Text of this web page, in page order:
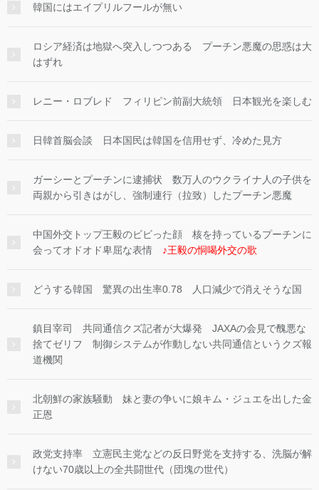
韓国にはエイプリルフールが無い
ロシア経済は地獄へ突入しつつある プーチン悪魔の思惑は大
はずれ
レニー・ロブレド フィリピン前副大統領 日本観光を楽しむ
日韓首脳会談 日本国民は韓国を信用せず、冷めた見方
ガーシーとプーチンに逮捕状 数万人のウクライナ人の子供を
両親から引きはがし、強制連行（拉致）したプーチン悪魔
中国外交トップ王毅のビビった顔 核を持っているプーチンに
会ってオドオド卑屈な表情 ♪王毅の恫喝外交の歌
どうする韓国 驚異の出生率0.78 人口減少で消えそうな国
鎮目宰司 共同通信クズ記者が大爆発 JAXAの会見で醜悪な
捨てゼリフ 制御システムが作動しない共同通信というクズ報
道機関
北朝鮮の家族騒動 妹と妻の争いに娘キム・ジュエを出した金
正恩
政党支持率 立憲民主党などの反日野党を支持する、洗脳が解
けない70歳以上の全共闘世代（団塊の世代）